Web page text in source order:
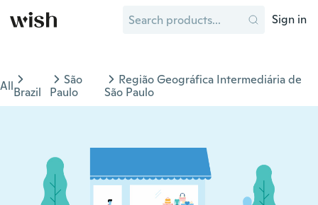
Sign in
AllBrazil
São
Paulo
Região Geográfica Intermediária de
São Paulo